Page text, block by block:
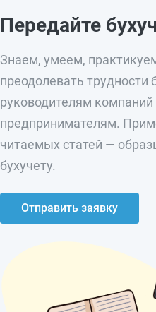
Передайте
Знаем, умеем,
преодолевать трудности
руководителям
предпринимателям.
читаемых статей —
бухучету.
Отправить заявку